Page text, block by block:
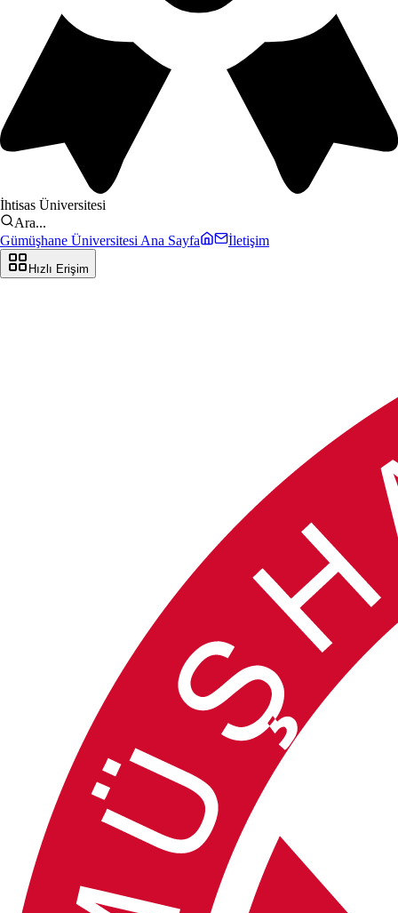
İhtisas Üniversitesi
Ara...
Gümüşhane Üniversitesi Ana Sayfa
İletişim
Hızlı Erişim